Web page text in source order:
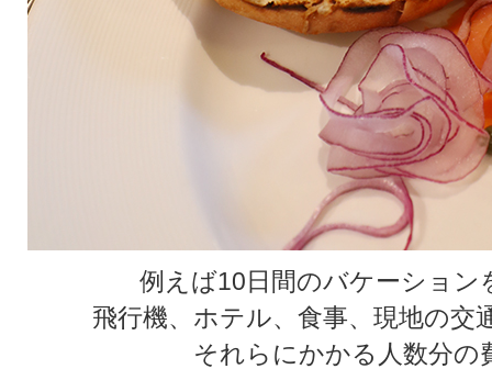
例えば10日間のバケーション
飛行機、ホテル、食事、現地の交
それらにかかる人数分の